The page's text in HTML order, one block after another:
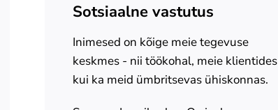
Sotsiaalne vastutus
Inimesed on kõige meie tegevuse
keskmes - nii töökohal, meie klientides
kui ka meid ümbritsevas ühiskonnas.